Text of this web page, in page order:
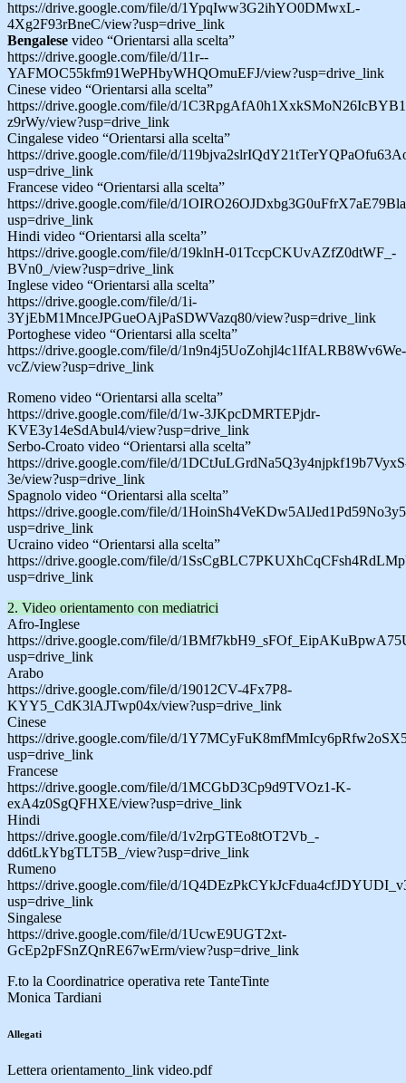
https://drive.google.com/file/d/1YpqIww3G2ihYO0DMwxL-
4Xg2F93rBneC/view?usp=drive_link
Bengalese video “Orientarsi alla scelta”
https://drive.google.com/file/d/11r--
YAFMOC55kfm91WePHbyWHQOmuEFJ/view?usp=drive_link
Cinese video “Orientarsi alla scelta”
https://drive.google.com/file/d/
z9rWy/view?usp=drive_link
Cingalese video “Orientarsi alla scelta”
https://drive.google.com/file/d/
usp=drive_link
Francese video “Orientarsi alla scelta”
https://drive.google.com/file/d/
usp=drive_link
Hindi video “Orientarsi alla scelta”
https://drive.google.com/file/d/19klnH-01TccpCKUvAZfZ0dtWF_-
BVn0_/view?usp=drive_link
Inglese video “Orientarsi alla scelta”
https://drive.google.com/file/d/1i-
3YjEbM1MnceJPGueOAjPaSDWVazq80/view?usp=drive_link
Portoghese video “Orientarsi alla scelta”
https://drive.google.com/file/d/1n9n4j5UoZohjl4c1IfALRB8Wv6We-
vcZ/view?usp=drive_link
Romeno video “Orientarsi alla scelta”
https://drive.google.com/file/d/1w-3JKpcDMRTEPjdr-
KVE3y14eSdAbul4/view?usp=drive_link
Serbo-Croato video “Orientarsi alla scelta”
https://drive.google.com/file/d/
3e/view?usp=drive_link
Spagnolo video “Orientarsi alla scelta”
https://drive.google.com/file/d/
usp=drive_link
Ucraino video “Orientarsi alla scelta”
https://drive.google.com/file/d/
usp=drive_link
2. Video orientamento con mediatrici
Afro-Inglese
https://drive.google.com/file/d/
usp=drive_link
Arabo
https://drive.google.com/file/d/19012CV-4Fx7P8-
KYY5_CdK3lAJTwp04x/view?usp=drive_link
Cinese
https://drive.google.com/file/d/
usp=drive_link
Francese
https://drive.google.com/file/d/1MCGbD3Cp9d9TVOz1-K-
exA4z0SgQFHXE/view?usp=drive_link
Hindi
https://drive.google.com/file/d/1v2rpGTEo8tOT2Vb_-
dd6tLkYbgTLT5B_/view?usp=drive_link
Rumeno
https://drive.google.com/file/d/
usp=drive_link
Singalese
https://drive.google.com/file/d/1UcwE9UGT2xt-
GcEp2pFSnZQnRE67wErm/view?usp=drive_link
F.to la Coordinatrice operativa rete TanteTinte
Monica Tardiani
Allegati
Lettera orientamento_link video.pdf